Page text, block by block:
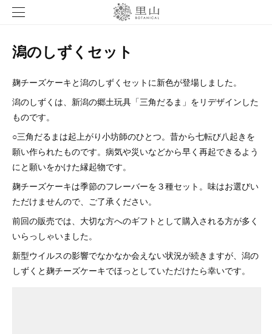
潟のしずくセット
麹チーズケーキと潟のしずくセットに新色が登場しました。
潟のしずくは、新潟の郷土玩具「三角だるま」をリデザインした
ものです。
○三角だるまは起上がり小坊師のひとつ。昔から七転び八起きを
願い作られたものです。病気や災いなどから早く再起できるよう
にと願いをかけた縁起物です。
麹チーズケーキは季節のフレーバーを３種セット。味はお選びい
ただけませんので、ご了承ください。
前回の販売では、大切な方へのギフトとして購入される方が多く
いらっしゃいました。
新型ウイルスの影響でなかなか会えない状況が続きますが、潟の
しずくと麹チーズケーキでほっとしていただけたら幸いです。